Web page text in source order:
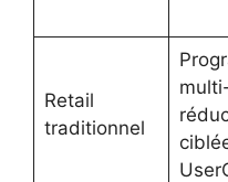
Retail
traditionnel